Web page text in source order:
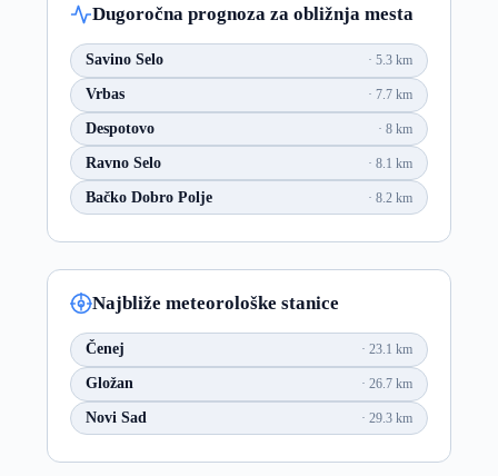
Dugoročna prognoza za obližnja mesta
Savino Selo 5.3 km
Vrbas 7.7 km
Despotovo 8 km
Ravno Selo 8.1 km
Bačko Dobro Polje 8.2 km
Najbliže meteorološke stanice
Čenej 23.1 km
Gložan 26.7 km
Novi Sad 29.3 km